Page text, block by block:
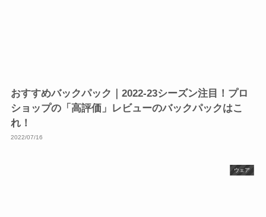
おすすめバックパック｜2022-23シーズン注目！プロ
ショップの「高評価」レビューのバックパックはこ
れ！
2022/07/16
ウェア